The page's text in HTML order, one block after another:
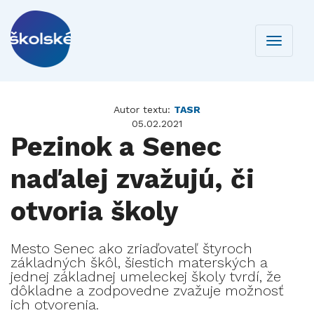
Toggle
Autor textu: TASR
05.02.2021
Pezinok a Senec
naďalej zvažujú, či
otvoria školy
Mesto Senec ako zriaďovateľ štyroch
základných škôl, šiestich materských a
jednej základnej umeleckej školy tvrdí, že
dôkladne a zodpovedne zvažuje možnosť
ich otvorenia.